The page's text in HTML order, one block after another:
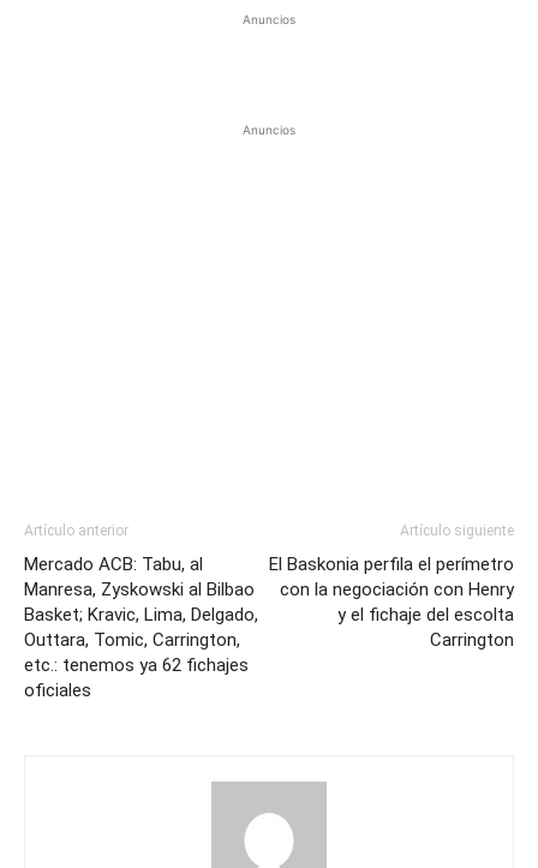
Anuncios
Anuncios
Artículo anterior
Mercado ACB: Tabu, al
Manresa, Zyskowski al Bilbao
Basket; Kravic, Lima, Delgado,
Outtara, Tomic, Carrington,
etc.: tenemos ya 62 fichajes
oficiales
Artículo siguiente
El Baskonia perfila el perímetro
con la negociación con Henry
y el fichaje del escolta
Carrington